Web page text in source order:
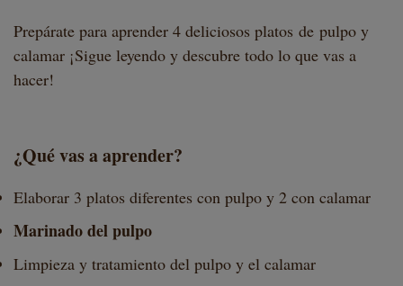
Prepárate para aprender 4 deliciosos platos de pulpo y
calamar ¡Sigue leyendo y descubre todo lo que vas a
hacer!
¿Qué vas a aprender?
Elaborar 3 platos diferentes con pulpo y 2 con calamar
Marinado del pulpo
Limpieza y tratamiento del pulpo y el calamar